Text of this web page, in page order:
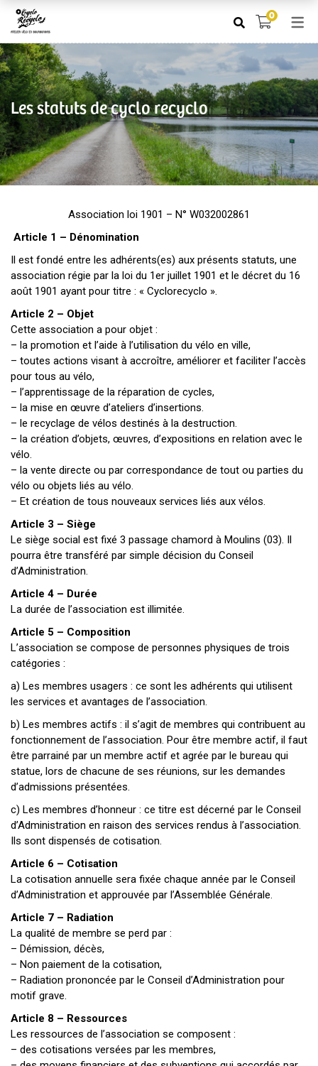
BOUTIQUE
LES VÉLOS
LES VÉLOS
CATÉGORIES DE VÉLO
ACCESSOIRES
DOCUMENTATION
L’ASSOCIATION
ACTIONS
ACTIONS
RENCONTRES
CYCLAGE
INFOS PRATIQUES
LES STATUTS
PRESSE
VÉLOS DES MEMBRES
LIENS
FORUM VÉLOCYCLO
0
Les statuts de cyclo recyclo
Association loi 1901 – N° W032002861
Article 1 – Dénomination
Il est fondé entre les adhérents(es) aux présents statuts, une
association régie par la loi du 1er juillet 1901 et le décret du 16
août 1901 ayant pour titre : « Cyclorecyclo ».
Article 2 – Objet
Cette association a pour objet :
– la promotion et l’aide à l’utilisation du vélo en ville,
– toutes actions visant à accroître, améliorer et faciliter l’accès
pour tous au vélo,
– l’apprentissage de la réparation de cycles,
– la mise en œuvre d’ateliers d’insertions.
– le recyclage de vélos destinés à la destruction.
– la création d’objets, œuvres, d’expositions en relation avec le
vélo.
– la vente directe ou par correspondance de tout ou parties du
vélo ou objets liés au vélo.
– Et création de tous nouveaux services liés aux vélos.
Article 3 – Siège
Le siège social est fixé 3 passage chamord à Moulins (03). Il
pourra être transféré par simple décision du Conseil
d’Administration.
Article 4 – Durée
La durée de l’association est illimitée.
Article 5 – Composition
L’association se compose de personnes physiques de trois
catégories :
a) Les membres usagers : ce sont les adhérents qui utilisent
les services et avantages de l’association.
b) Les membres actifs : il s’agit de membres qui contribuent au
fonctionnement de l’association. Pour être membre actif, il faut
être parrainé par un membre actif et agrée par le bureau qui
statue, lors de chacune de ses réunions, sur les demandes
d’admissions présentées.
c) Les membres d’honneur : ce titre est décerné par le Conseil
d’Administration en raison des services rendus à l’association.
Ils sont dispensés de cotisation.
Article 6 – Cotisation
La cotisation annuelle sera fixée chaque année par le Conseil
d’Administration et approuvée par l’Assemblée Générale.
Article 7 – Radiation
La qualité de membre se perd par :
– Démission, décès,
– Non paiement de la cotisation,
– Radiation prononcée par le Conseil d’Administration pour
motif grave.
Article 8 – Ressources
Les ressources de l’association se composent :
– des cotisations versées par les membres,